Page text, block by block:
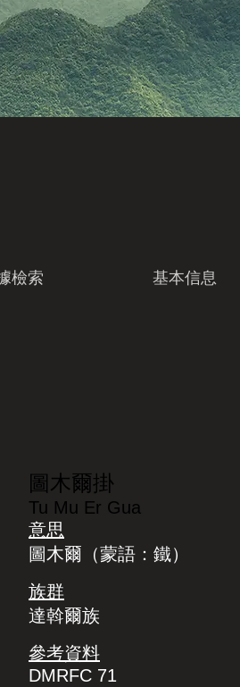
檢索 基本信息
圖木爾掛
Tu Mu Er Gua
意思
圖木爾（蒙語：鐵）
族群
達斡爾族
參考資料
DMRFC 71